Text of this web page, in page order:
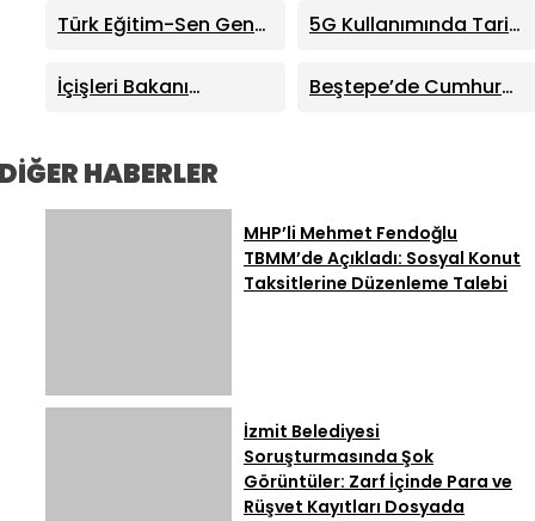
Sönmez İlçe Başkanı
Seçildi
Türkiye Süreci ve Kritik
Dış Politika Mesajları
Türk Eğitim-Sen Genel
MHP Lideri Bahçeli’nin
Eğitim Mesajları Son
5G Kullanımında Tarihi
Milyon Abone
İçişleri Bakanı
Devletimizin Sarsılmaz
İradesidir”
Beştepe’de Cumhur
HABERLER
MHP’li Mehmet Fendoğlu
TBMM’de Açıkladı: Sosyal Konut
Taksitlerine Düzenleme Talebi
İzmit Belediyesi
Soruşturmasında Şok
Görüntüler: Zarf İçinde Para ve
Rüşvet Kayıtları Dosyada